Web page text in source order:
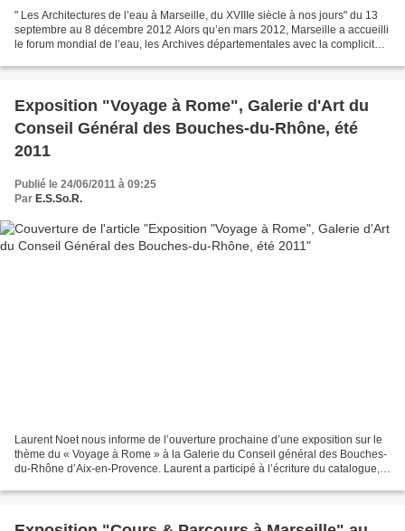
" Les Architectures de l’eau à Marseille, du XVIIIe siècle à nos jours" du 13
septembre au 8 décembre 2012 Alors qu’en mars 2012, Marseille a accueilli
le forum mondial de l’eau, les Archives départementales avec la complicité
Exposition "Voyage à Rome", Galerie d'Art du
Conseil Général des Bouches-du-Rhône, été
2011
Publié le 24/06/2011 à 09:25
Par E.S.So.R.
Laurent Noet nous informe de l’ouverture prochaine d’une exposition sur le
thème du « Voyage à Rome » à la Galerie du Conseil général des Bouches-
du-Rhône d’Aix-en-Provence. Laurent a participé à l’écriture du catalogue,